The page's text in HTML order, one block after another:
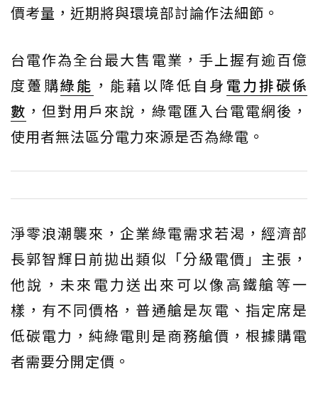
價考量，近期將與環境部討論作法細節。
台電作為全台最大售電業，手上握有逾百億
度躉購綠能 ，能藉以降低自身 電力排碳係
數 ，但對用戶來說，綠電匯入台電電網後，
使用者無法區分電力來源是否為綠電。
淨零浪潮襲來，企業綠電需求若渴，經濟部
長郭智輝日前拋出類似「分級電價」主張，
他說，未來電力送出來可以像高鐵艙等一
樣，有不同價格，普通艙是灰電、指定席是
低碳電力，純綠電則是商務艙價，根據購電
者需要分開定價。